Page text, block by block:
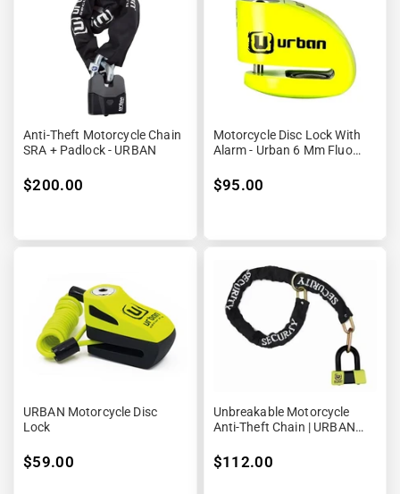
Anti-Theft Motorcycle Chain
SRA + Padlock - URBAN
$200.00
Motorcycle Disc Lock With
Alarm - Urban 6 Mm Fluo
$95.00
URBAN Motorcycle Disc
Lock
$59.00
Unbreakable Motorcycle
Anti-Theft Chain | URBAN
$112.00